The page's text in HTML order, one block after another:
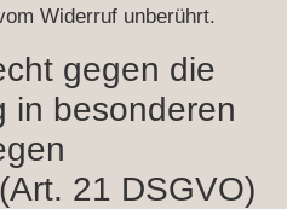
Widerruf unberührt.
gegen die
in besonderen
21 DSGVO)